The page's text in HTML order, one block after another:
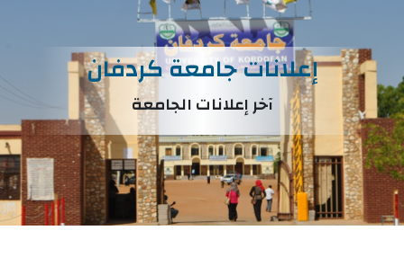
إعلانات جامعة كردفان
آخر إعلانات الجامعة